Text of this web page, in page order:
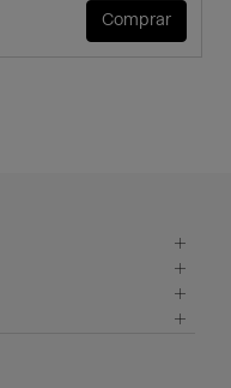
Comprar